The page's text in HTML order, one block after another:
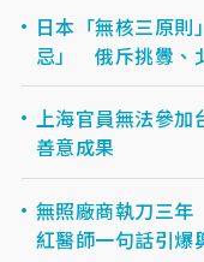
日本「無核三原
忌」 俄斥挑釁、
上海官員無法參加
善意成果
無照廠商執刀三
紅醫師一句話引爆